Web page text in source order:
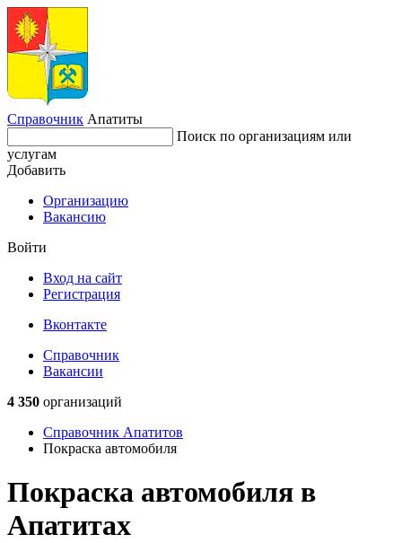
Справочник Апатиты
Поиск по организациям или
услугам
Добавить
Организацию
Вакансию
Войти
Вход на сайт
Регистрация
Вконтакте
Справочник
Вакансии
4 350 организаций
Справочник Апатитов
Покраска автомобиля
Покраска автомобиля в
Апатитах